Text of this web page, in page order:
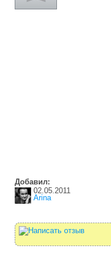
Добавил:
02.05.2011
Arina